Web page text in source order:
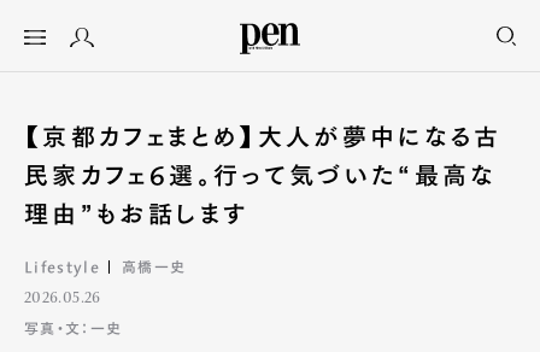
【京都カフェまとめ】大人が夢中になる古
民家カフェ6選。行って気づいた“最高な
理由”もお話します
Lifestyle 高橋一史
2026.05.26
写真・文：一史